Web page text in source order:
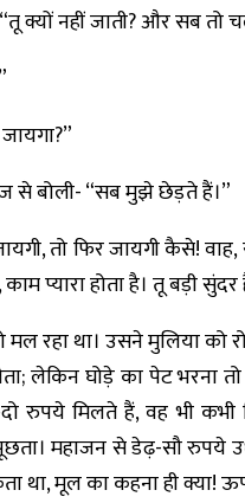
क्यों नहीं जाती? और सब तो
से बोली- “सब मुझे छेड़ते हैं।”
तो फिर जायगी कैसे!
काम प्यारा होता है। तू बड़ी
मल रहा था। उसने मुलिया
लेकिन घोड़े का पेट भरना
रुपये मिलते हैं, वह भी
महाजन से डेढ़-सौ
मूल का कहना ही क्या!